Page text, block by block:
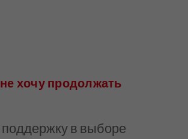
хочу продолжать
в выборе